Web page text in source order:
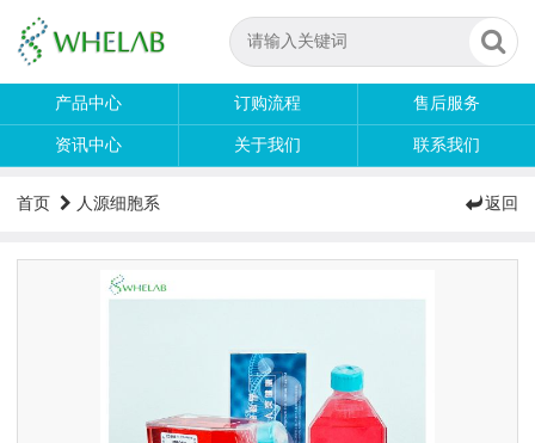
产品中心 订购流程 售后服务
资讯中心 关于我们 联系我们
首页 人源细胞系 返回